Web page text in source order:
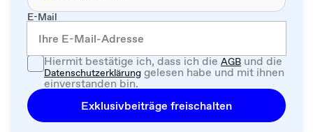
E-Mail
Hiermit bestätige ich, dass ich dieAGBund die
Datenschutzerklärung gelesen habe und mit ihnen
einverstanden bin.
Exklusivbeiträge freischalten